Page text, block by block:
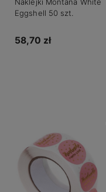
Naklejki Montana White
Eggshell 50 szt.
58,70 zł